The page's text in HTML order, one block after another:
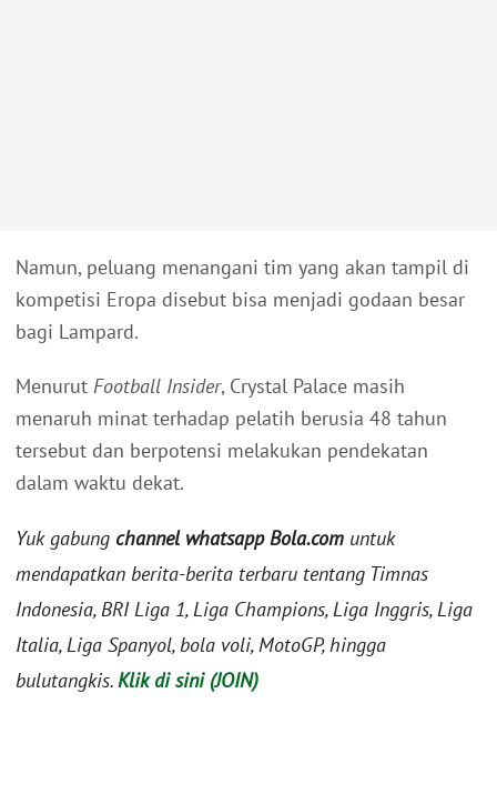
Namun, peluang menangani tim yang akan tampil di
kompetisi Eropa disebut bisa menjadi godaan besar
bagi Lampard.
Menurut Football Insider, Crystal Palace masih
menaruh minat terhadap pelatih berusia 48 tahun
tersebut dan berpotensi melakukan pendekatan
dalam waktu dekat.
Yuk gabung channel whatsapp Bola.com untuk
mendapatkan berita-berita terbaru tentang Timnas
Indonesia, BRI Liga 1, Liga Champions, Liga Inggris, Liga
Italia, Liga Spanyol, bola voli, MotoGP, hingga
bulutangkis.Klik di sini (JOIN)